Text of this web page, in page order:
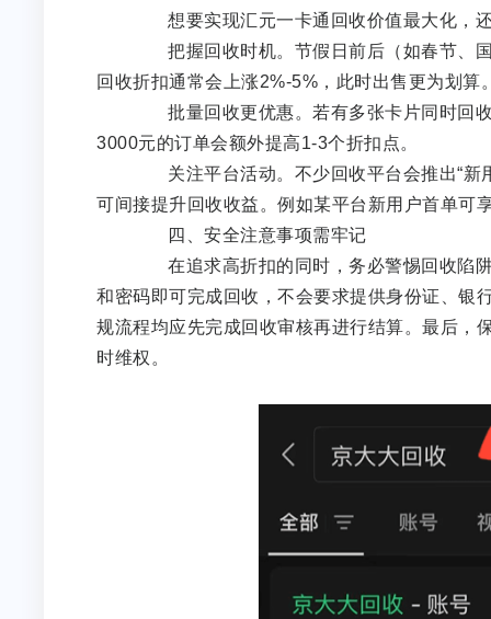
想要实现汇元一卡通回收价值最大化，
把握回收时机。节假日前后（如春节、国
回收折扣通常会上涨2%-5%，此时出售更为划算
批量回收更优惠。若有多张卡片同时回收
3000元的订单会额外提高1-3个折扣点。
关注平台活动。不少回收平台会推出“新
可间接提升回收收益。例如某平台新用户首单可
四、安全注意事项需牢记
在追求高折扣的同时，务必警惕回收陷阱
和密码即可完成回收，不会要求提供身份证、银
规流程均应先完成回收审核再进行结算。最后，
时维权。